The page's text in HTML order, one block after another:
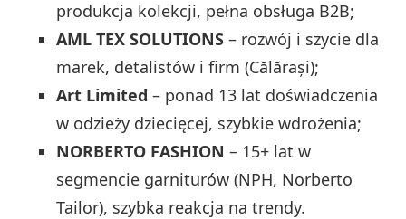
produkcja kolekcji, pełna obsługa B2B;
AML TEX SOLUTIONS – rozwój i szycie dla
marek, detalistów i firm (Călărași);
Art Limited – ponad 13 lat doświadczenia
w odzieży dziecięcej, szybkie wdrożenia;
NORBERTO FASHION – 15+ lat w
segmencie garniturów (NPH, Norberto
Tailor), szybka reakcja na trendy.